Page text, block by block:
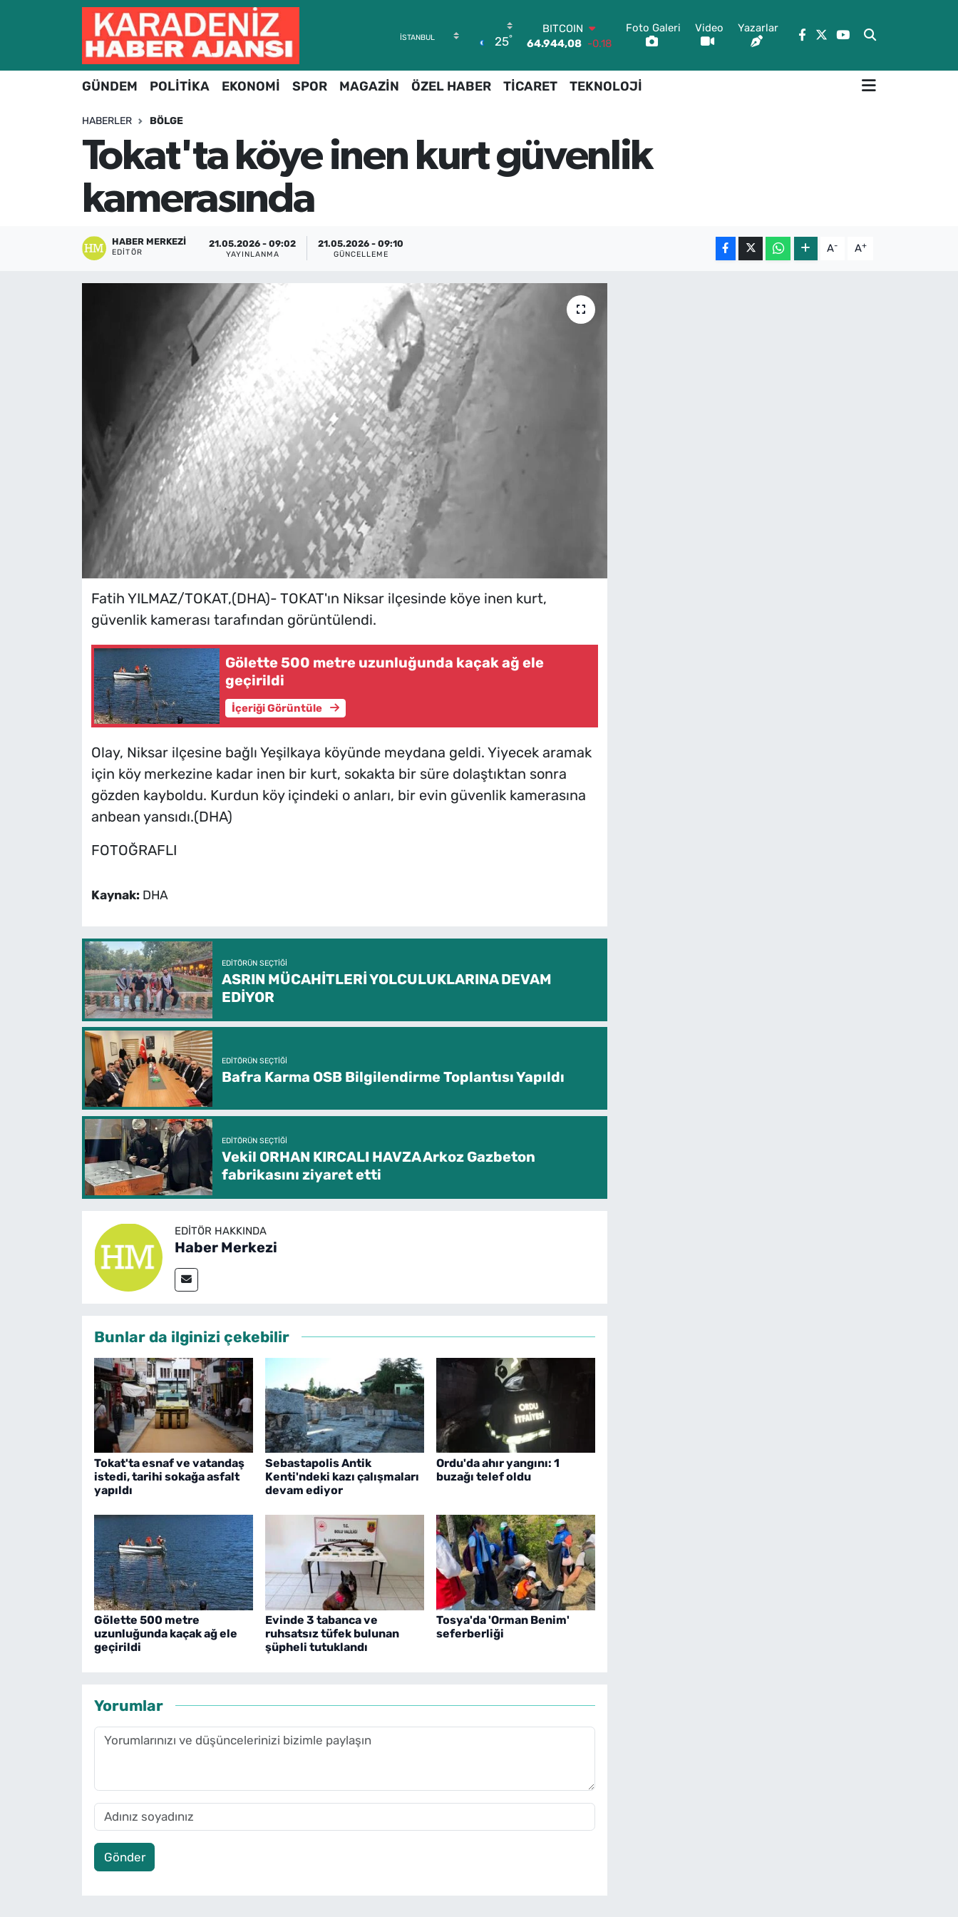
25°
BITCOIN
64.944,08 -0.18
47,7436 0.18
EURO
GRAM ALTIN
6660.55 0.03
Foto Galeri Video Yazarlar
GÜNDEM POLİTİKA EKONOMİ SPOR MAGAZİN ÖZEL HABER TİCARET TEKNOLOJİ
HABERLER BÖLGE
Tokat'ta köye inen kurt güvenlik
kamerasında
HABER MERKEZI
EDITÖR
21.05.2026 - 09:02
YAYINLANMA
21.05.2026 - 09:10
GÜNCELLEME A- A+
Fatih YILMAZ/TOKAT,(DHA)- TOKAT'ın Niksar ilçesinde köye inen kurt,
güvenlik kamerası tarafından görüntülendi.
Gölette 500 metre uzunluğunda kaçak ağ ele
geçirildi
İçeriği Görüntüle
Olay, Niksar ilçesine bağlı Yeşilkaya köyünde meydana geldi. Yiyecek aramak
için köy merkezine kadar inen bir kurt, sokakta bir süre dolaştıktan sonra
gözden kayboldu. Kurdun köy içindeki o anları, bir evin güvenlik kamerasına
anbean yansıdı.(DHA)
FOTOĞRAFLI
Kaynak: DHA
EDITÖRÜN SEÇTIĞI
ASRIN MÜCAHİTLERİ YOLCULUKLARINA DEVAM
EDİYOR
EDITÖRÜN SEÇTIĞI
Bafra Karma OSB Bilgilendirme Toplantısı Yapıldı
EDITÖRÜN SEÇTIĞI
Vekil ORHAN KIRCALI HAVZA Arkoz Gazbeton
fabrikasını ziyaret etti
EDITÖR HAKKINDA
Haber Merkezi
Bunlar da ilginizi çekebilir
Tokat'ta esnaf ve vatandaş
istedi, tarihi sokağa asfalt
yapıldı
Sebastapolis Antik
Kenti'ndeki kazı çalışmaları
devam ediyor
Ordu'da ahır yangını: 1
buzağı telef oldu
Gölette 500 metre
uzunluğunda kaçak ağ ele
geçirildi
Evinde 3 tabanca ve
ruhsatsız tüfek bulunan
şüpheli tutuklandı
Tosya'da 'Orman Benim'
seferberliği
Yorumlar
Gönder
Hava Durumu
Trafik Durumu
Süper Lig Puan Durumu ve Fikstür
Tüm Manşetler
Son Dakika Haberleri
Haber Arşivi